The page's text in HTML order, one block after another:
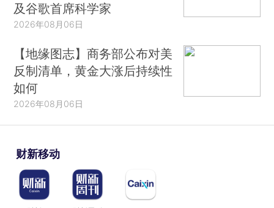
及谷歌首席科学家
2026年08月06日
【地缘图志】商务部公布对美
反制清单，黄金大涨后持续性
如何
2026年08月06日
财新移动